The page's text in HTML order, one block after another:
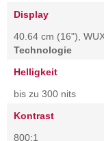
Display
40.64 cm (16"),
Technologie
Helligkeit
bis zu 300 nits
Kontrast
800:1